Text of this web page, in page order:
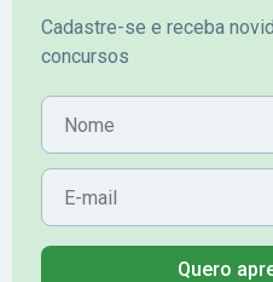
Cadastre-se e receba
concursos
Nome
E-mail
Quero